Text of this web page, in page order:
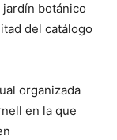
jardín botánico
del catálogo
organizada
en la que